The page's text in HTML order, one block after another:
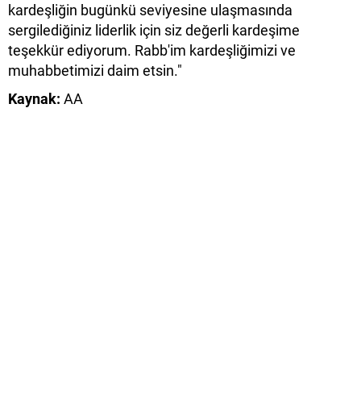
kardeşliğin bugünkü seviyesine ulaşmasında
sergilediğiniz liderlik için siz değerli kardeşime
teşekkür ediyorum. Rabb'im kardeşliğimizi ve
muhabbetimizi daim etsin."
Kaynak: AA